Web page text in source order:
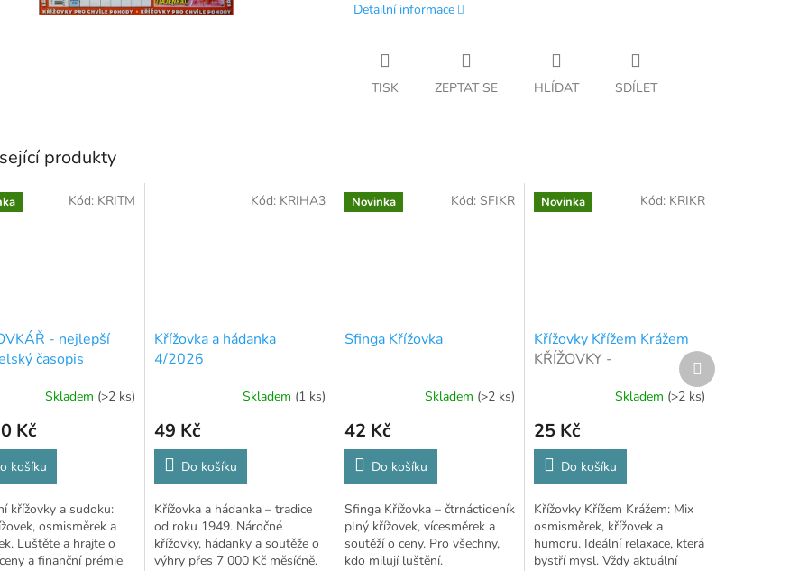
Detailní informace
TISK ZEPTAT SE HLÍDAT SDÍLET
produkty
- nejlepší
časopis
Skladem (>2 ks)
Kč
košíku
křížovky a sudoku:
osmisměrek a
Luštěte a hrajte o
a finanční prémie
Kód: KRITM
Křížovka a hádanka
4/2026
Skladem (1 ks)
49 Kč
Do košíku
Křížovka a hádanka – tradice
od roku 1949. Náročné
křížovky, hádanky a soutěže o
výhry přes 7 000 Kč měsíčně.
Kód: KRIHA3 Novinka
Sfinga Křížovka
Skladem (>2 ks)
42 Kč
Do košíku
Sfinga Křížovka – čtrnáctideník
plný křížovek, vícesměrek a
soutěží o ceny. Pro všechny,
kdo milují luštění.
Kód: SFIKR Novinka
Křížovky Křížem Krážem
KŘÍŽOVKY -
OSMISMĚRKY - HUMOR
Skladem (>2 ks)
25 Kč
Do košíku
Křížovky Křížem Krážem: Mix
osmisměrek, křížovek a
humoru. Ideální relaxace, která
bystří mysl. Vždy aktuální
Kód: KRIKR
Další
produkt